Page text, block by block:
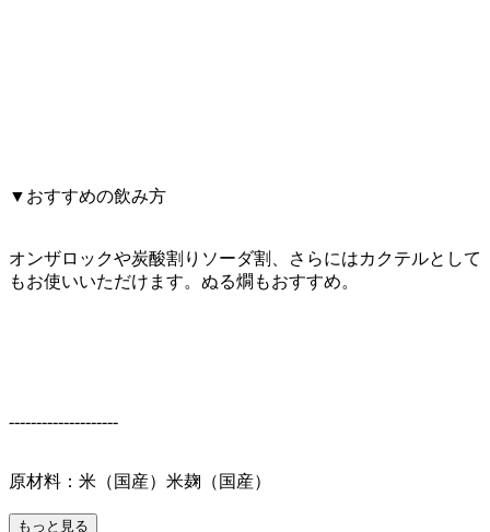
▼おすすめの飲み方
オンザロックや炭酸割りソーダ割、さらにはカクテルとして
もお使いいただけます。ぬる燗もおすすめ。
--------------------
原材料：米（国産）米麹（国産）
もっと見る